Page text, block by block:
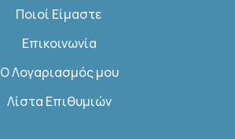
Ποιοί Είμαστε
Επικοινωνία
Ο Λογαριασμός μου
Λίστα Επιθυμιών